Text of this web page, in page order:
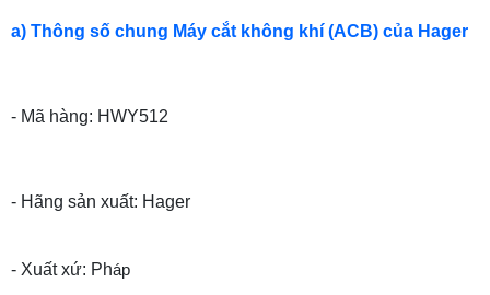
a) Thông số chung Máy cắt không khí (ACB) của Hager
- Mã hàng: HWY512
- Hãng sản xuất: Hager
- Xuất xứ: Pháp